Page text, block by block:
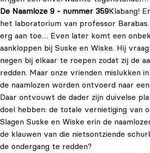
De Naamloze 9 - nummer 359Klabang!
het laboratorium van professor
erg aan toe… Even later komt een
aankloppen bij Suske en Wiske. Hij
negen bij elkaar te roepen zodat zij de
redden. Maar onze vrienden mislukken
de naamlozen worden ontvoerd naar
Daar ontvouwt de dader zijn duivelse
doel hebben: de totale vernietiging van
Slagen Suske en Wiske erin de
de klauwen van die nietsontziende
de ondergang te redden?